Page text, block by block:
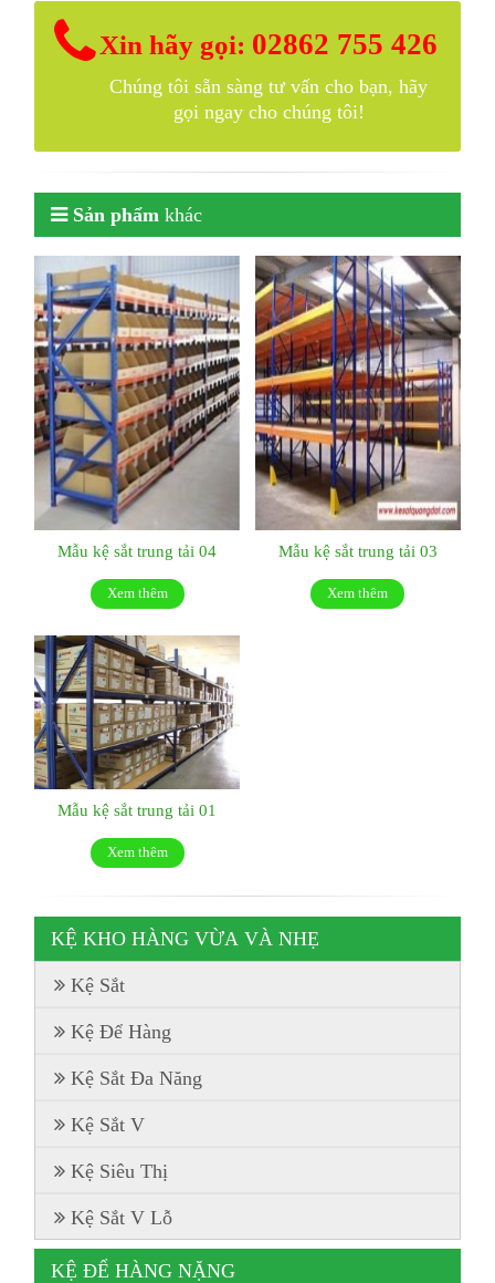
Xin hãy gọi: 02862 755 426
Chúng tôi sẵn sàng tư vấn cho bạn, hãy
gọi ngay cho chúng tôi!
Sản phẩm khác
Mẫu kệ sắt trung tải 04
Xem thêm
Mẫu kệ sắt trung tải 03
Xem thêm
Mẫu kệ sắt trung tải 01
Xem thêm
KỆ KHO HÀNG VỪA VÀ NHẸ
Kệ Sắt
Kệ Để Hàng
Kệ Sắt Đa Năng
Kệ Sắt V
Kệ Siêu Thị
Kệ Sắt V Lỗ
KỆ ĐỂ HÀNG NẶNG